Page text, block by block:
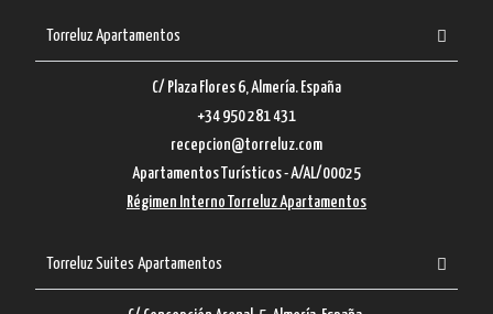
Torreluz Apartamentos
C/ Plaza Flores 6, Almería. España
+34 950 281 431
recepcion@torreluz.com
Apartamentos Turísticos - A/AL/00025
Régimen Interno Torreluz Apartamentos
Torreluz Suites Apartamentos